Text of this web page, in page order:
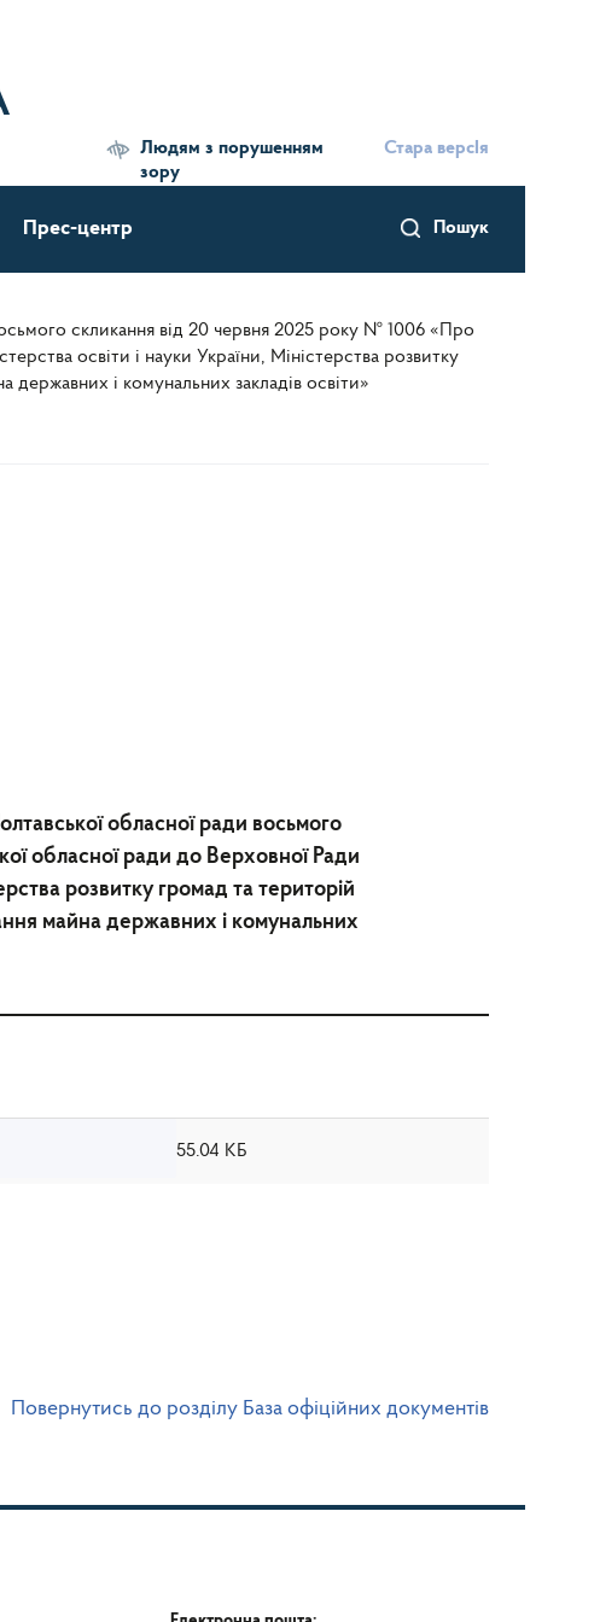
Людям з порушенням
зору
Стара версІя
Пошук
Прес-центр
скликання від 20 червня 2025 року № 1006 «Про
освіти і науки України, Міністерства розвитку
і комунальних закладів освіти»
обласної ради восьмого
обласної ради до Верховної Ради
розвитку громад та територій
майна державних і комунальних
55.04 КБ
Повернутись до розділу База офіційних документів